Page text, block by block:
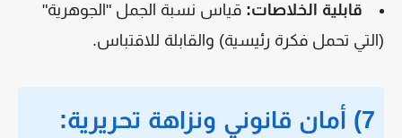
قابلية الخلاصات:قياس نسبة الجمل "الجوهرية"
(التي تحمل فكرة رئيسية) والقابلة للاقتباس.
7) أمان قانوني ونزاهة تحريرية: